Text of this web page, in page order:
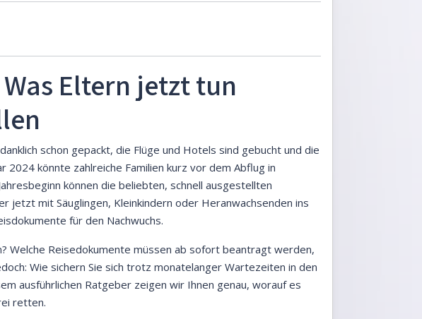
Eltern jetzt tun
schon gepackt, die Flüge und Hotels sind gebucht und die
könnte zahlreiche Familien kurz vor dem Abflug in
können die beliebten, schnell ausgestellten
mit Säuglingen, Kleinkindern oder Heranwachsenden ins
für den Nachwuchs.
Welche Reisedokumente müssen ab sofort beantragt werden,
Wie sichern Sie sich trotz monatelanger Wartezeiten in den
ausführlichen Ratgeber zeigen wir Ihnen genau, worauf es
retten.